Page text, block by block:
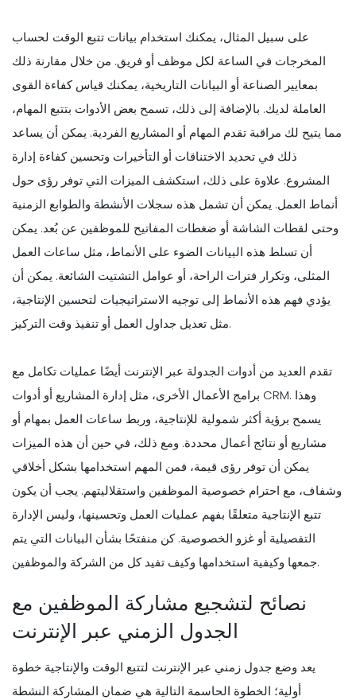
على سبيل المثال، يمكنك استخدام بيانات تتبع الوقت لحساب
المخرجات في الساعة لكل موظف أو فريق. من خلال مقارنة ذلك
بمعايير الصناعة أو البيانات التاريخية، يمكنك قياس كفاءة القوى
العاملة لديك. بالإضافة إلى ذلك، تسمح بعض الأدوات بتتبع المهام،
مما يتيح لك مراقبة تقدم المهام أو المشاريع الفردية. يمكن أن يساعد
ذلك في تحديد الاختناقات أو التأخيرات وتحسين كفاءة إدارة
المشروع. علاوة على ذلك، استكشف الميزات التي توفر رؤى حول
أنماط العمل. يمكن أن تشمل هذه سجلات الأنشطة والطوابع الزمنية
وحتى لقطات الشاشة أو ضغطات المفاتيح للموظفين عن بُعد. يمكن
أن تسلط هذه البيانات الضوء على الأنماط، مثل ساعات العمل
المثلى، وتكرار فترات الراحة، أو عوامل التشتيت الشائعة. يمكن أن
يؤدي فهم هذه الأنماط إلى توجيه الاستراتيجيات لتحسين الإنتاجية،
مثل تعديل جداول العمل أو تنفيذ وقت التركيز.
تقدم العديد من أدوات الجدولة عبر الإنترنت أيضًا عمليات تكامل مع
برامج الأعمال الأخرى، مثل إدارة المشاريع أو أدوات CRM. وهذا
يسمح برؤية أكثر شمولية للإنتاجية، وربط ساعات العمل بمهام أو
مشاريع أو نتائج أعمال محددة. ومع ذلك، في حين أن هذه الميزات
يمكن أن توفر رؤى قيمة، فمن المهم استخدامها بشكل أخلاقي
وشفاف، مع احترام خصوصية الموظفين واستقلاليتهم. يجب أن يكون
تتبع الإنتاجية متعلقًا بفهم عمليات العمل وتحسينها، وليس الإدارة
التفصيلية أو غزو الخصوصية. كن منفتحًا بشأن البيانات التي يتم
جمعها وكيفية استخدامها وكيف تفيد كل من الشركة والموظفين.
نصائح لتشجيع مشاركة الموظفين مع
الجدول الزمني عبر الإنترنت
يعد وضع جدول زمني عبر الإنترنت لتتبع الوقت والإنتاجية خطوة
أولية؛ الخطوة الحاسمة التالية هي ضمان المشاركة النشطة